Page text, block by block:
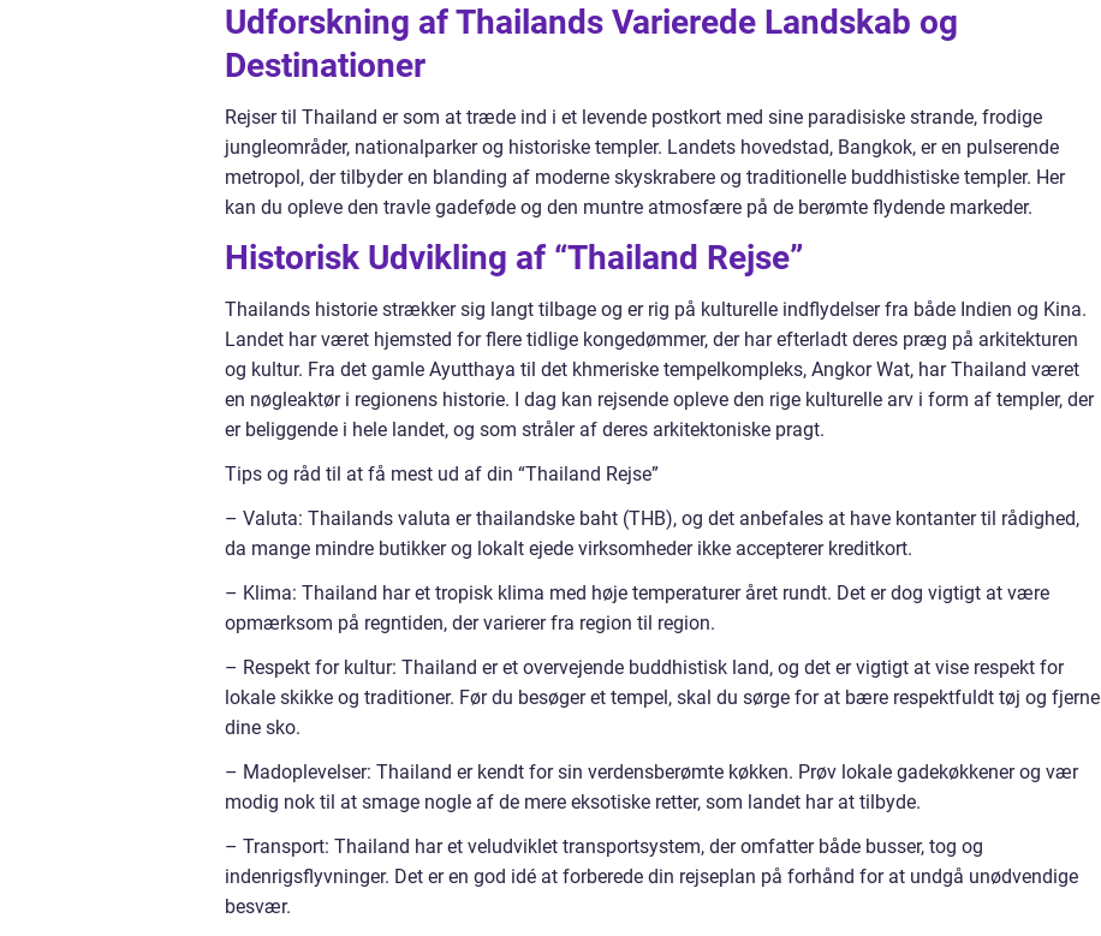
Udforskning af Thailands Varierede Landskab og
Destinationer
Rejser til Thailand er som at træde ind i et levende postkort med sine paradisiske strande, frodige
jungleområder, nationalparker og historiske templer. Landets hovedstad, Bangkok, er en pulserende
metropol, der tilbyder en blanding af moderne skyskrabere og traditionelle buddhistiske templer. Her
kan du opleve den travle gadeføde og den muntre atmosfære på de berømte flydende markeder.
Historisk Udvikling af “Thailand Rejse”
Thailands historie strækker sig langt tilbage og er rig på kulturelle indflydelser fra både Indien og Kina.
Landet har været hjemsted for flere tidlige kongedømmer, der har efterladt deres præg på arkitekturen
og kultur. Fra det gamle Ayutthaya til det khmeriske tempelkompleks, Angkor Wat, har Thailand været
en nøgleaktør i regionens historie. I dag kan rejsende opleve den rige kulturelle arv i form af templer, der
er beliggende i hele landet, og som stråler af deres arkitektoniske pragt.
Tips og råd til at få mest ud af din “Thailand Rejse”
– Valuta: Thailands valuta er thailandske baht (THB), og det anbefales at have kontanter til rådighed,
da mange mindre butikker og lokalt ejede virksomheder ikke accepterer kreditkort.
– Klima: Thailand har et tropisk klima med høje temperaturer året rundt. Det er dog vigtigt at være
opmærksom på regntiden, der varierer fra region til region.
– Respekt for kultur: Thailand er et overvejende buddhistisk land, og det er vigtigt at vise respekt for
lokale skikke og traditioner. Før du besøger et tempel, skal du sørge for at bære respektfuldt tøj og fjerne
dine sko.
– Madoplevelser: Thailand er kendt for sin verdensberømte køkken. Prøv lokale gadekøkkener og vær
modig nok til at smage nogle af de mere eksotiske retter, som landet har at tilbyde.
– Transport: Thailand har et veludviklet transportsystem, der omfatter både busser, tog og
indenrigsflyvninger. Det er en god idé at forberede din rejseplan på forhånd for at undgå unødvendige
besvær.